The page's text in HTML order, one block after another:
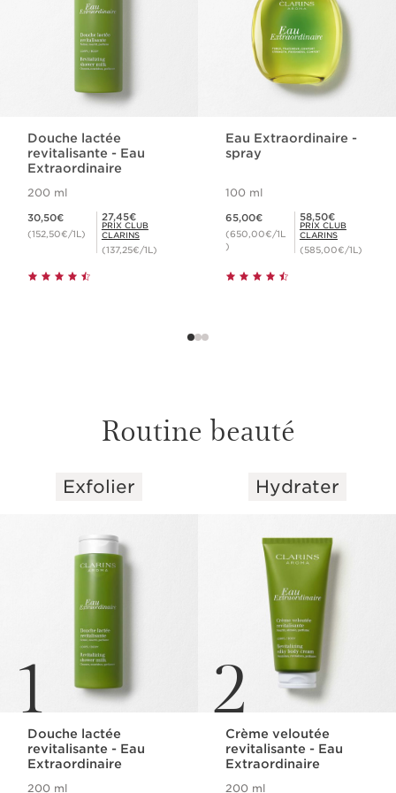
Douche lactée
revitalisante - Eau
Extraordinaire
200 ml
30,50€
(152,50€/1L)
Prix Club Clarins 27,45€
27,45€
PRIX CLUB
CLARINS
(137,25€/1L)
Eau Extraordinaire -
spray
100 ml
65,00€
(650,00€/1L
)
Prix Club Clarins 58,50€
58,50€
PRIX CLUB
CLARINS
(585,00€/1L)
Routine beauté
ALLER AU CONTENU
Exfolier
1
Douche lactée
revitalisante - Eau
Extraordinaire
200 ml
Hydrater
2
Crème veloutée
revitalisante - Eau
Extraordinaire
200 ml